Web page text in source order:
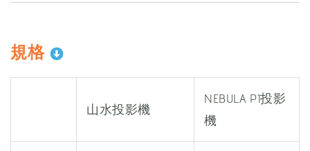
規格
山水投影機
NEBULA P1投影
機